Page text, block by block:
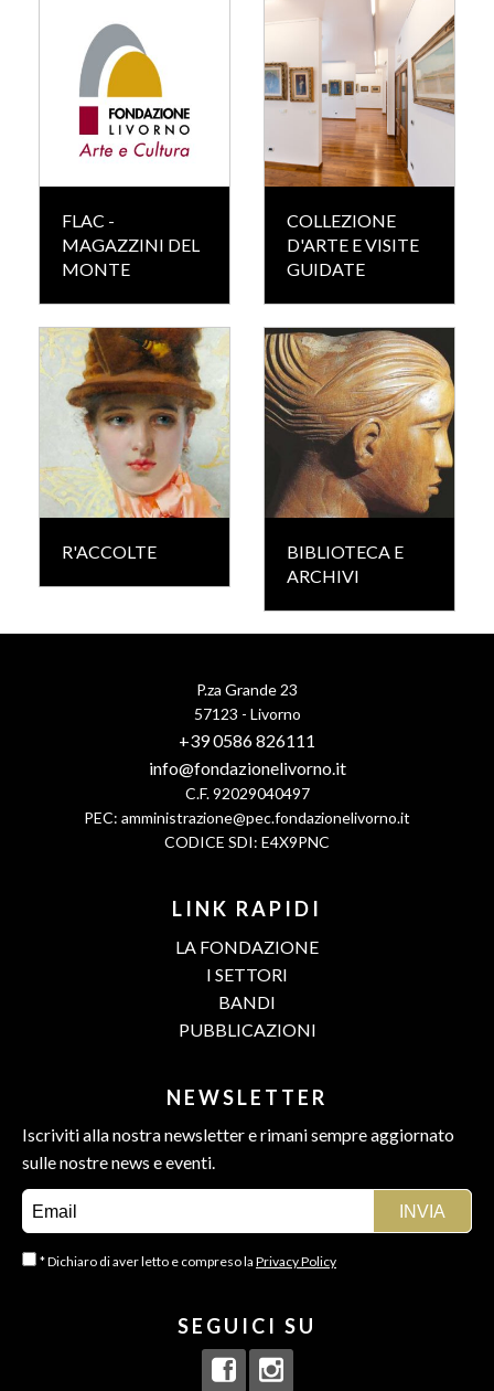
FLAC -
MAGAZZINI DEL
MONTE
COLLEZIONE
D'ARTE E VISITE
GUIDATE
R'ACCOLTE
BIBLIOTECA E
ARCHIVI
P.za Grande 23
57123 - Livorno
+39 0586 826111
info@fondazionelivorno.it
C.F. 92029040497
PEC: amministrazione@pec.fondazionelivorno.it
CODICE SDI: E4X9PNC
LINK RAPIDI
LA FONDAZIONE
I SETTORI
BANDI
PUBBLICAZIONI
NEWSLETTER
Iscriviti alla nostra newsletter e rimani sempre aggiornato
sulle nostre news e eventi.
* Dichiaro di aver letto e compreso la Privacy Policy
SEGUICI SU